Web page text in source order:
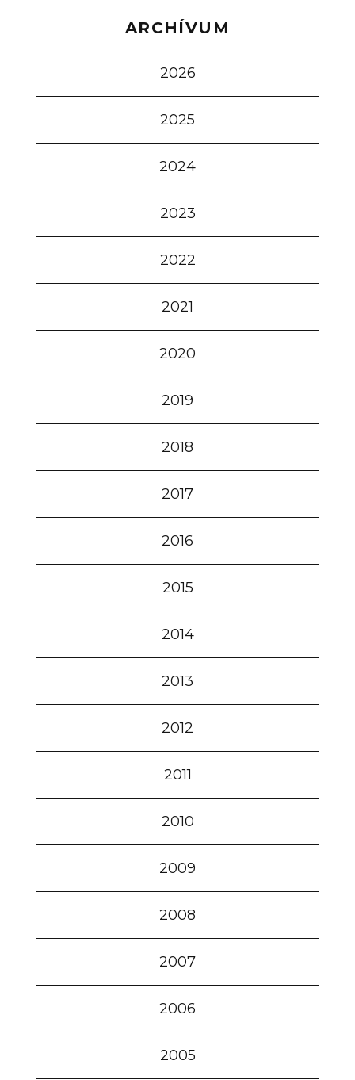
ARCHÍVUM
2026
2025
2024
2023
2022
2021
2020
2019
2018
2017
2016
2015
2014
2013
2012
2011
2010
2009
2008
2007
2006
2005